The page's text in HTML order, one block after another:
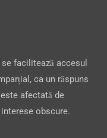
facilitează accesul
ca un răspuns
afectată de
obscure.